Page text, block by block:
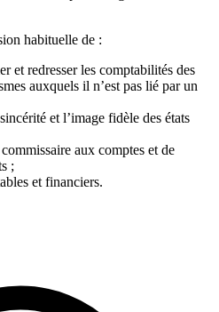
habituelle de :
et redresser les comptabilités des
auxquels il n’est pas lié par un
et l’image fidèle des états
aux comptes et de
;
et financiers.